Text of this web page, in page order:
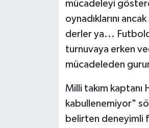
mücadeleyi
oynadıklarını
derler ya...
turnuvaya erken
mücadeleden
Milli takım kaptanı
kabullenemiyor"
belirten deneyimli